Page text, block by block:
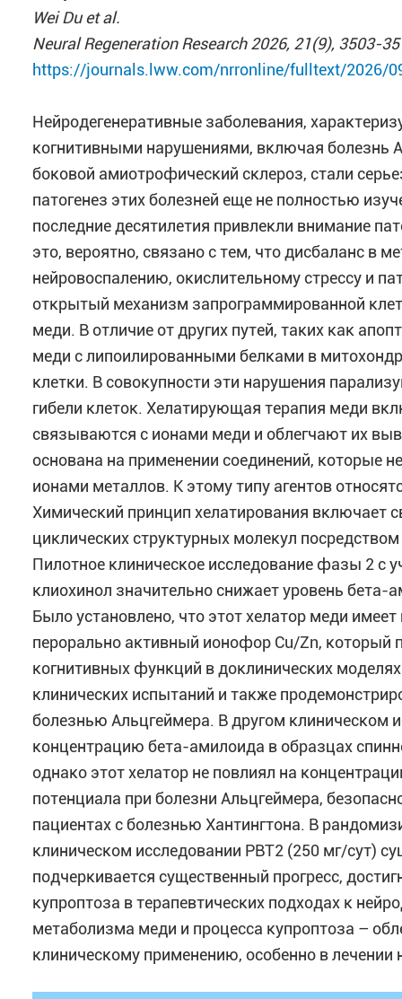
Wei Du et al.
Neural Regeneration Research 2026, 21(9), 3503-
https://journals.lww.com/nrronline/fulltext/2026/
Нейродегенеративные заболевания,
когнитивными нарушениями, включая болезнь
боковой амиотрофический склероз, стали
патогенез этих болезней еще не полностью
последние десятилетия привлекли внимание
это, вероятно, связано с тем, что дисбаланс в
нейровоспалению, окислительному стрессу и
открытый механизм запрограммированной
меди. В отличие от других путей, таких как
меди с липоилированными белками в
клетки. В совокупности эти нарушения
гибели клеток. Хелатирующая терапия меди
связываются с ионами меди и облегчают их
основана на применении соединений, которые
ионами металлов. К этому типу агентов
Химический принцип хелатирования включает
циклических структурных молекул
Пилотное клиническое исследование фазы 2 с
клиохинол значительно снижает уровень
Было установлено, что этот хелатор меди
перорально активный ионофор Cu/Zn,
когнитивных функций в доклинических
клинических испытаний и также
болезнью Альцгеймера. В другом клиническом
концентрацию бета-амилоида в образцах
однако этот хелатор не повлиял на
потенциала при болезни Альцгеймера,
пациентах с болезнью Хантингтона. В
клиническом исследовании PBT2 (250 мг/сут)
подчеркивается существенный прогресс,
купроптоза в терапевтических подходах к
метаболизма меди и процесса купроптоза –
клиническому применению, особенно в лечении